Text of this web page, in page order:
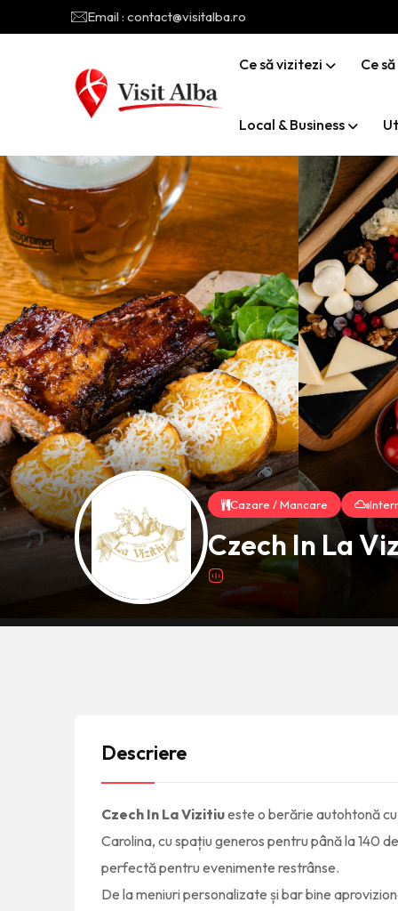
Email : contact@visitalba.ro
Ce să vizitezi Ce
Local & Business
Cazare / Mancare
Czech In La
Descriere
Czech In La Vizitiueste o berărie autohtonă
Carolina, cu spațiu generos pentru până la 140
perfectă pentru evenimente restrânse.
De la meniuri personalizate și bar bine